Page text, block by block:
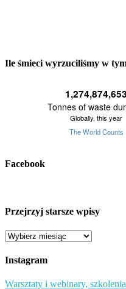
Ile śmieci wyrzuciliśmy w
Facebook
Przejrzyj starsze wpisy
Przejrzyj
wpisy
Instagram
Warsztaty i webinary,